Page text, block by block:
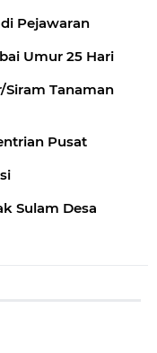
Pejawaran
Umur 25 Hari
Tanaman
Pusat
Sulam Desa